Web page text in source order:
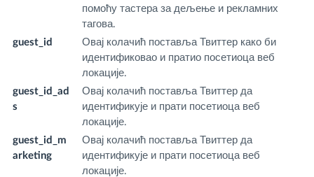
помоћу тастера за дељење и рекламних
тагова.
guest_id
Овај колачић поставља Твиттер како би
идентификовао и пратио посетиоца веб
локације.
guest_id_ad
s
Овај колачић поставља Твиттер да
идентификује и прати посетиоца веб
локације.
guest_id_m
arketing
Овај колачић поставља Твиттер да
идентификује и прати посетиоца веб
локације.